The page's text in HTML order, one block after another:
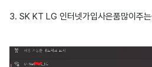
3. SK KT LG 인터넷가입사은품많이주는